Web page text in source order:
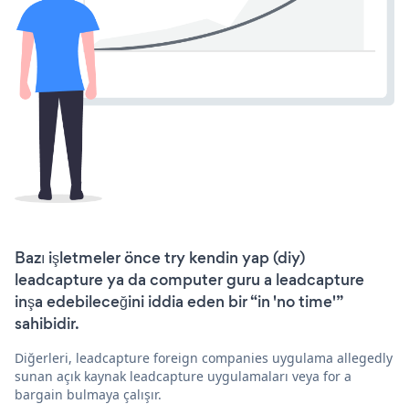
Bazı işletmeler önce try kendin yap (diy)
leadcapture ya da computer guru a leadcapture
inşa edebileceğini iddia eden bir “in 'no time'”
sahibidir.
Diğerleri, leadcapture foreign companies uygulama allegedly
sunan açık kaynak leadcapture uygulamaları veya for a
bargain bulmaya çalışır.